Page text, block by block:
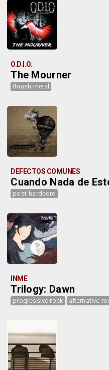
O.D.I.O.
The Mourner
thrash metal
DEFECTOS COMUNES
Cuando Nada de
post-hardcore
INME
Trilogy: Dawn
progressive rock alternative